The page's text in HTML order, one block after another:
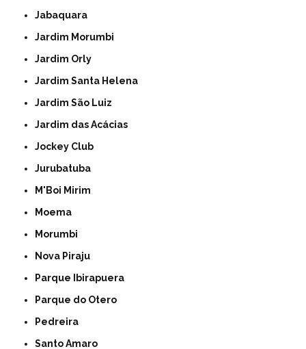
Jabaquara
Jardim Morumbi
Jardim Orly
Jardim Santa Helena
Jardim São Luiz
Jardim das Acácias
Jockey Club
Jurubatuba
M'Boi Mirim
Moema
Morumbi
Nova Piraju
Parque Ibirapuera
Parque do Otero
Pedreira
Santo Amaro